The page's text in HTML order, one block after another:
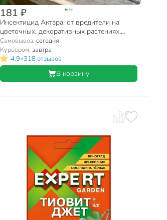
181 ₽
Инсектицид Актара, от вредители на
цветочных, декоративных растениях,
смородине, гранулы, 2 г, Expert Garden
Самовывоз:сегодня
Курьером:завтра
4.9•318 отзывов
В корзину